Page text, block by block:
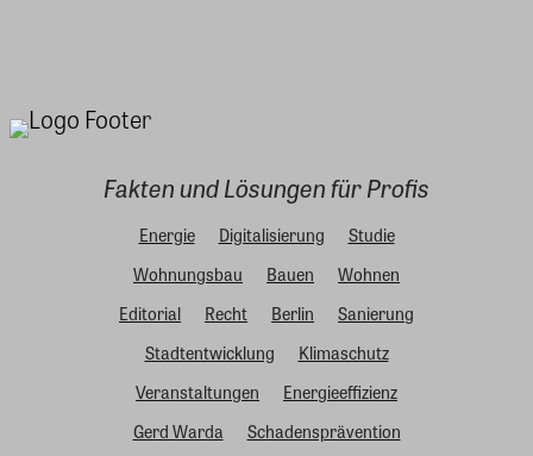
Fakten und Lösungen für Profis
Energie Digitalisierung
Studie
Wohnungsbau
Bauen
Wohnen
Editorial
Recht Berlin
Sanierung
Stadtentwicklung
Klimaschutz
Veranstaltungen
Energieeffizienz
Gerd Warda
Schadensprävention